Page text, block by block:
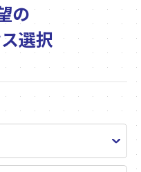
の
選択